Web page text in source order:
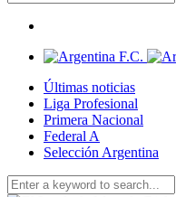
Últimas noticias
Liga Profesional
Primera Nacional
Federal A
Selección Argentina